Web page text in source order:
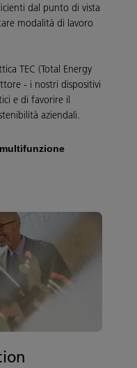
dal punto di vista
modalità di lavoro
TEC (Total Energy
- i nostri dispositivi
e di favorire il
aziendali.